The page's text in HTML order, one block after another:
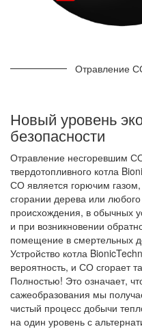
Отравление
Новый уровень
безопасности
Отравление несгоревшим
твердотопливного котла
СО является горючим
сгорании дерева или
происхождения, в обычных
и при возникновении
помещение в смертельных
Устройство котла
вероятность, и СО сгорает
Полностью! Это означает,
сажеобразования мы
чистый процесс добычи
на один уровень с